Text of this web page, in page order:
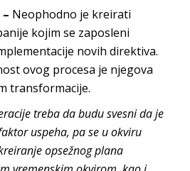
Neophodno je kreirati
kojim se zaposleni
novih direktiva.
ovog procesa je njegova
transformacije.
treba da budu svesni da je
uspeha, pa se u okviru
opsežnog plana